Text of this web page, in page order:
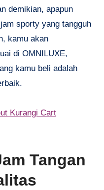
demikian, apapun
sporty yang tangguh
kamu akan
di OMNILUXE,
kamu beli adalah
Kurangi Cart
Tangan